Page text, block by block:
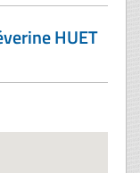
HUET